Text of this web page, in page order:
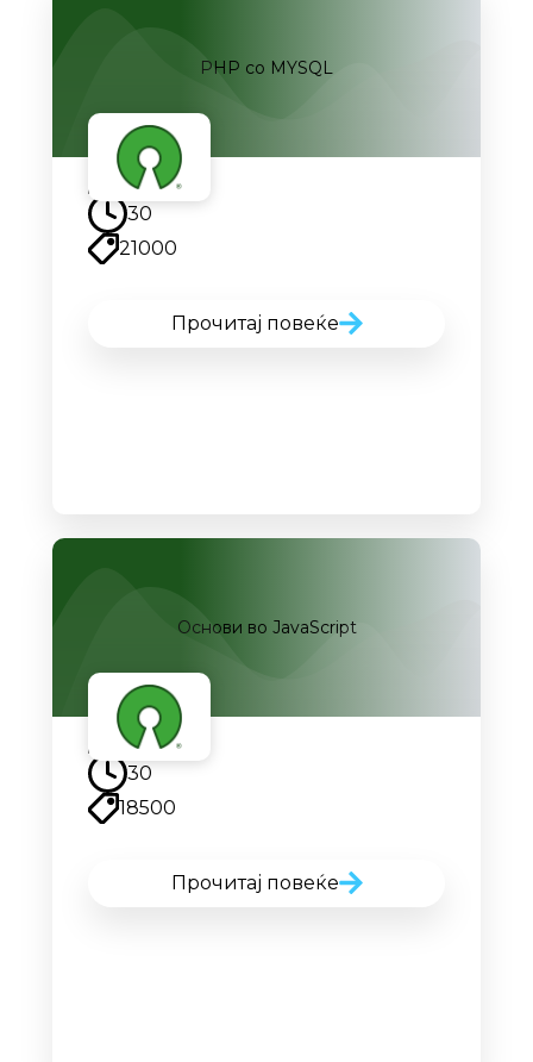
PHP со MYSQL
30
21000
Прочитај повеќе
Основи во JavaScript
30
18500
Прочитај повеќе